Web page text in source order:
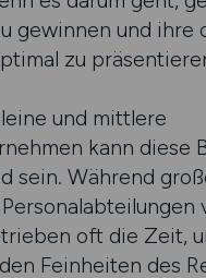
gewinnen und ihre
zu
und mittlere
kann diese
sein. Während
oft die Zeit,
Feinheiten des